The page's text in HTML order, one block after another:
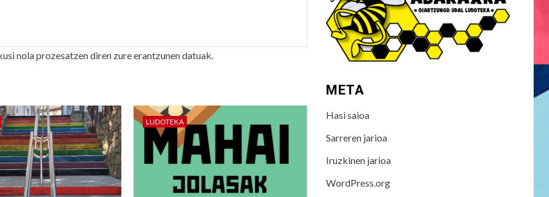
nola prozesatzen diren zure erantzunen datuak.
LUDOTEKA
META
Hasi saioa
Sarreren jarioa
Iruzkinen jarioa
WordPress.org